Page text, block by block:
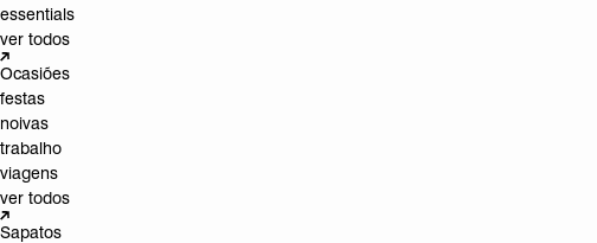
essentials
ver todos
Ocasiões
festas
noivas
trabalho
viagens
ver todos
Sapatos